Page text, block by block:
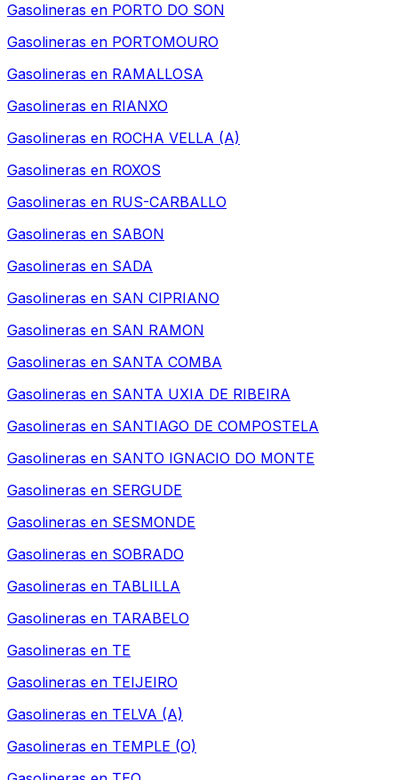
Gasolineras en PORTO DO SON
Gasolineras en PORTOMOURO
Gasolineras en RAMALLOSA
Gasolineras en RIANXO
Gasolineras en ROCHA VELLA (A)
Gasolineras en ROXOS
Gasolineras en RUS-CARBALLO
Gasolineras en SABON
Gasolineras en SADA
Gasolineras en SAN CIPRIANO
Gasolineras en SAN RAMON
Gasolineras en SANTA COMBA
Gasolineras en SANTA UXIA DE RIBEIRA
Gasolineras en SANTIAGO DE COMPOSTELA
Gasolineras en SANTO IGNACIO DO MONTE
Gasolineras en SERGUDE
Gasolineras en SESMONDE
Gasolineras en SOBRADO
Gasolineras en TABLILLA
Gasolineras en TARABELO
Gasolineras en TE
Gasolineras en TEIJEIRO
Gasolineras en TELVA (A)
Gasolineras en TEMPLE (O)